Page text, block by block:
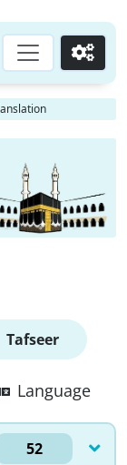
Go
Tafseer
Language
52